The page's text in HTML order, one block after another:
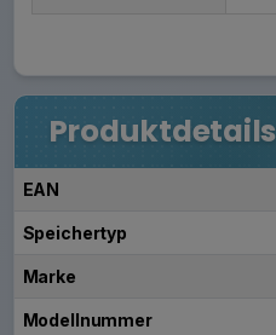
Produktdetails
EAN
Speichertyp
Marke
Modellnummer